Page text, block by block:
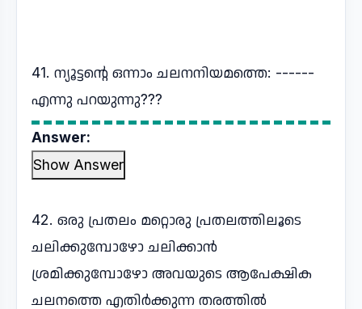
41. ന്യൂട്ടന്റെ ഒന്നാം ചലനനിയമത്തെ: ------
എന്നു പറയുന്നു???
Answer:
Show Answer
42. ഒരു പ്രതലം മറ്റൊരു പ്രതലത്തിലൂടെ
ചലിക്കുമ്പോഴോ ചലിക്കാൻ
ശ്രമിക്കുമ്പോഴോ അവയുടെ ആപേക്ഷിക
ചലനത്തെ എതിർക്കുന്ന തരത്തിൽ